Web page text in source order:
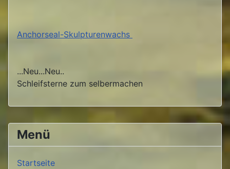
Menü
Startseite
Anchorseal-Skulpturenwachs
...Neu...Neu..
Schleifsterne zum selbermachen